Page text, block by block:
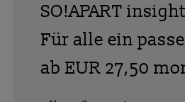
SO!APART
Für alle ein
ab EUR 27,50